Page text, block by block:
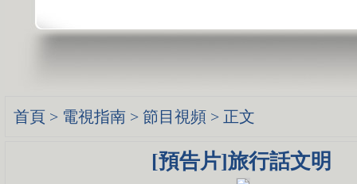
首頁 > 電視指南 > 節目視頻 > 正文
[預告片]旅行話文明